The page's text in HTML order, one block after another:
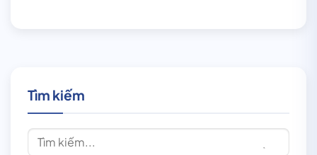
Tìm kiếm